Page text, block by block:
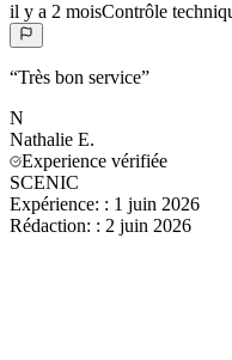
il y a 2 moisContrôle
“Très bon service”
N
Nathalie E.
Experience vérifiée
SCENIC
Expérience: : 1 juin 2026
Rédaction: : 2 juin 2026